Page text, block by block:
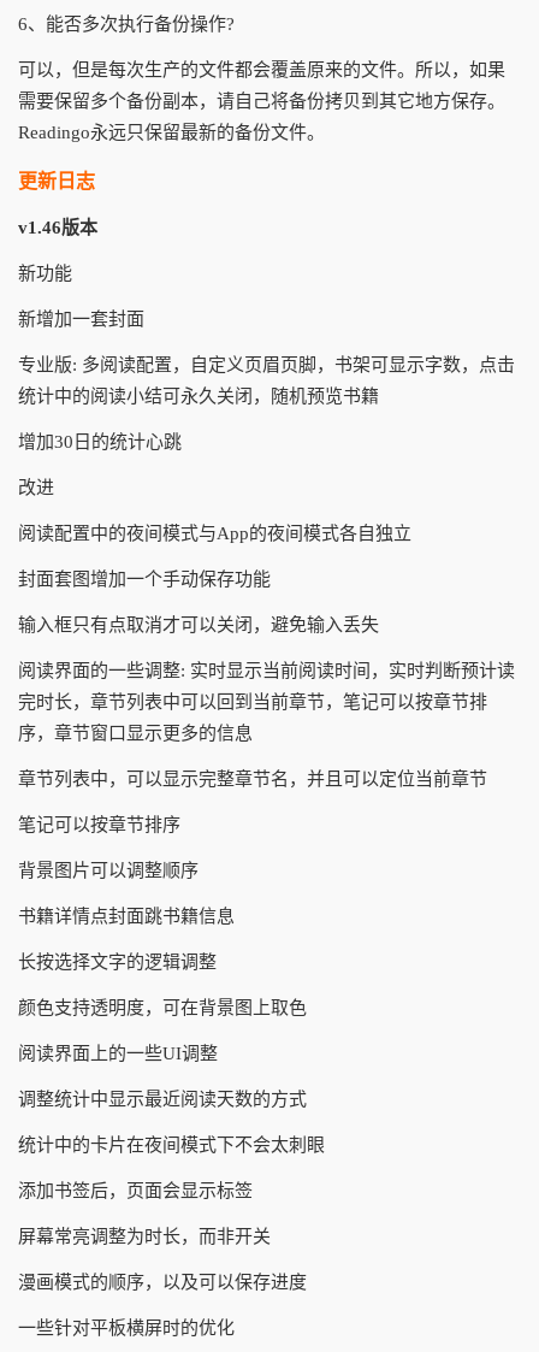
6、能否多次执行备份操作?
可以，但是每次生产的文件都会覆盖原来的文件。所以，如果
需要保留多个备份副本，请自己将备份拷贝到其它地方保存。
Readingo永远只保留最新的备份文件。
更新日志
v1.46版本
新功能
新增加一套封面
专业版: 多阅读配置，自定义页眉页脚，书架可显示字数，点击
统计中的阅读小结可永久关闭，随机预览书籍
增加30日的统计心跳
改进
阅读配置中的夜间模式与App的夜间模式各自独立
封面套图增加一个手动保存功能
输入框只有点取消才可以关闭，避免输入丢失
阅读界面的一些调整: 实时显示当前阅读时间，实时判断预计读
完时长，章节列表中可以回到当前章节，笔记可以按章节排
序，章节窗口显示更多的信息
章节列表中，可以显示完整章节名，并且可以定位当前章节
笔记可以按章节排序
背景图片可以调整顺序
书籍详情点封面跳书籍信息
长按选择文字的逻辑调整
颜色支持透明度，可在背景图上取色
阅读界面上的一些UI调整
调整统计中显示最近阅读天数的方式
统计中的卡片在夜间模式下不会太刺眼
添加书签后，页面会显示标签
屏幕常亮调整为时长，而非开关
漫画模式的顺序，以及可以保存进度
一些针对平板横屏时的优化